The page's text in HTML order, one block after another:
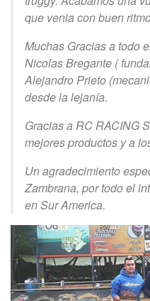
que venia con buen
Muchas Gracias a todo
Nicolas Bregante (
Alejandro Prieto
desde la lejanía.
Gracias a RC RACING
mejores productos y a
Un agradecimiento
Zambrana, por todo el
en Sur America.